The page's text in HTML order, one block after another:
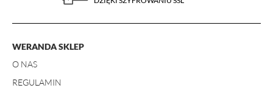
WERANDA SKLEP
O NAS
REGULAMIN